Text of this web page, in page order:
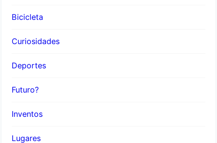
Bicicleta
Curiosidades
Deportes
Futuro?
Inventos
Lugares